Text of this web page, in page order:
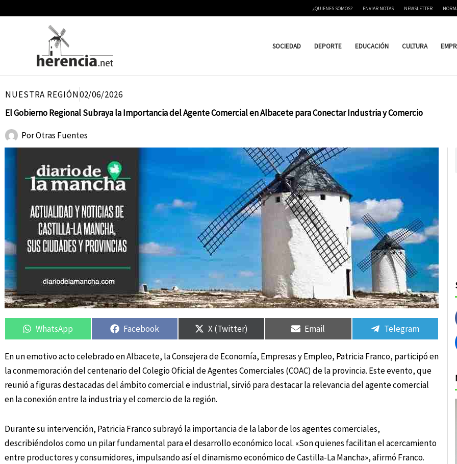
¿QUIENES SOMOS? ENVIAR NOTAS NEWSLETTER
SOCIEDAD DEPORTE EDUCACIÓN CULTURA
NUESTRA REGIÓN02/06/2026
El Gobierno Regional Subraya la Importancia del Agente Comercial en Albacete para Conectar Industria y Comercio
PorOtras Fuentes
Compartir
en
WhatsApp
Compartir
en
Facebook
Compartir
en
X (Twitter)
Compartir
en
Email
Compartir
en
Telegram
En un emotivo acto celebrado en Albacete, la Consejera de Economía, Empresas y Empleo, Patricia Franco, participó en
la conmemoración del centenario del Colegio Oficial de Agentes Comerciales (COAC) de la provincia. Este evento, que
reunió a figuras destacadas del ámbito comercial e industrial, sirvió para destacar la relevancia del agente comercial
en la conexión entre la industria y el comercio de la región.
Durante su intervención, Patricia Franco subrayó la importancia de la labor de los agentes comerciales,
describiéndolos como un pilar fundamental para el desarrollo económico local. «Son quienes facilitan el acercamiento
entre productores y consumidores, impulsando así el dinamismo económico de Castilla-La Mancha», afirmó Franco.
Compartir
en
Compartir
en
Compartir
en
Compartir
en
Compartir
en